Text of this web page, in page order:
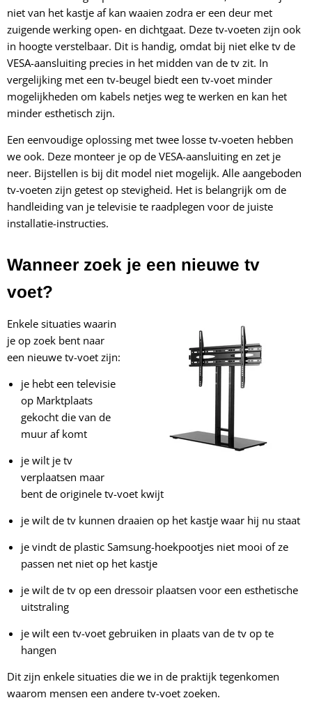
niet van het kastje af kan waaien zodra er een deur met
zuigende werking open- en dichtgaat. Deze tv-voeten zijn ook
in hoogte verstelbaar. Dit is handig, omdat bij niet elke tv de
VESA-aansluiting precies in het midden van de tv zit. In
vergelijking met een tv-beugel biedt een tv-voet minder
mogelijkheden om kabels netjes weg te werken en kan het
minder esthetisch zijn.
Een eenvoudige oplossing met twee losse tv-voeten hebben
we ook. Deze monteer je op de VESA-aansluiting en zet je
neer. Bijstellen is bij dit model niet mogelijk. Alle aangeboden
tv-voeten zijn getest op stevigheid. Het is belangrijk om de
handleiding van je televisie te raadplegen voor de juiste
installatie-instructies.
Wanneer zoek je een nieuwe tv
voet?
Enkele situaties waarin
je op zoek bent naar
een nieuwe tv-voet zijn:
je hebt een televisie
op Marktplaats
gekocht die van de
muur af komt
je wilt je tv
verplaatsen maar
bent de originele tv-voet kwijt
je wilt de tv kunnen draaien op het kastje waar hij nu staat
je vindt de plastic Samsung-hoekpootjes niet mooi of ze
passen net niet op het kastje
je wilt de tv op een dressoir plaatsen voor een esthetische
uitstraling
je wilt een tv-voet gebruiken in plaats van de tv op te
hangen
Dit zijn enkele situaties die we in de praktijk tegenkomen
waarom mensen een andere tv-voet zoeken.